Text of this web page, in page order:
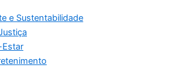
e Sustentabilidade
Estar